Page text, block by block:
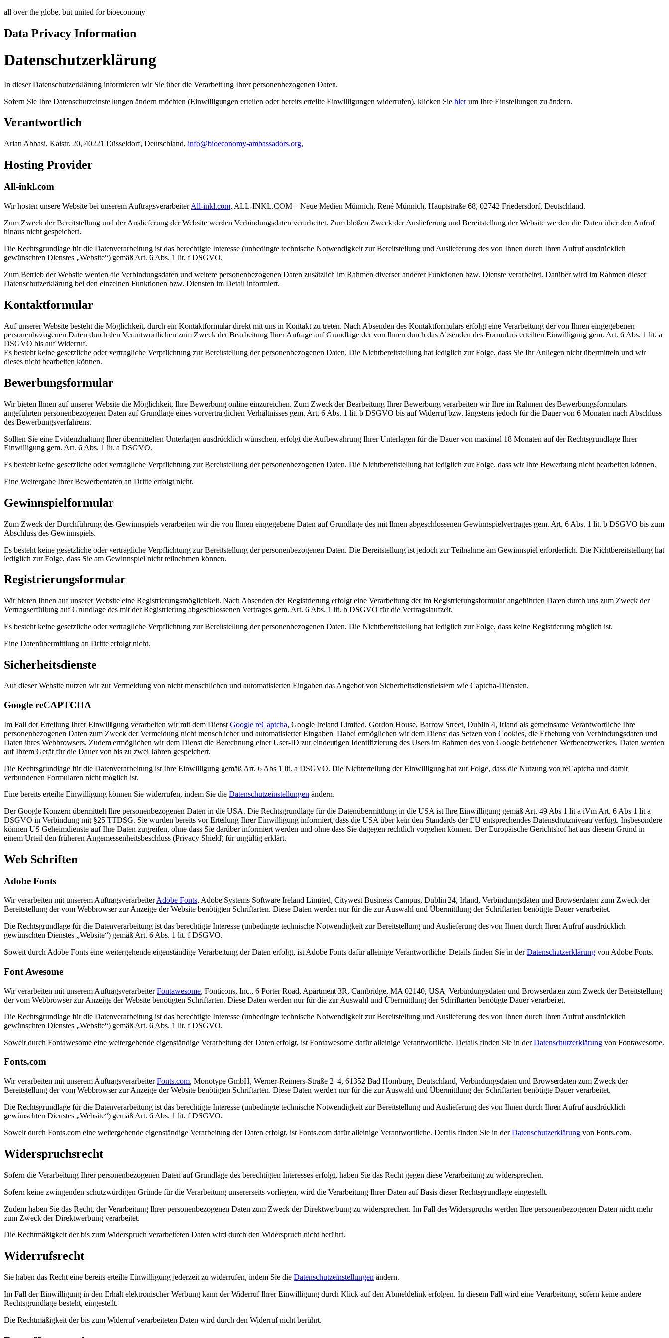
all over the globe, but united for bioeconomy
Data Privacy Information
Datenschutzerklärung
In dieser Datenschutzerklärung informieren wir Sie über die Verarbeitung Ihrer personenbezogenen Daten.
Sofern Sie Ihre Datenschutzeinstellungen ändern möchten (Einwilligungen erteilen oder bereits erteilte Einwilligungen widerrufen), klicken Sie hierum Ihre Einstellungen zu ändern.
Verantwortlich
Arian Abbasi, Kaistr. 20, 40221 Düsseldorf, Deutschland, info@bioeconomy-ambassadors.org,
Hosting Provider
All-inkl.com
Wir hosten unsere Website bei unserem AuftragsverarbeiterAll-inkl.com, ALL-INKL.COM – Neue Medien Münnich, René Münnich, Hauptstraße 68, 02742 Friedersdorf, Deutschland.
Zum Zweck der Bereitstellung und der Auslieferung der Website werden Verbindungsdaten verarbeitet. Zum bloßen Zweck der Auslieferung und Bereitstellung der Website werden die Daten über den Aufruf
hinaus nicht gespeichert.
Die Rechtsgrundlage für die Datenverarbeitung ist das berechtigte Interesse (unbedingte technische Notwendigkeit zur Bereitstellung und Auslieferung des von Ihnen durch Ihren Aufruf ausdrücklich
gewünschten Dienstes „Website“) gemäß Art. 6 Abs. 1 lit. f DSGVO.
Zum Betrieb der Website werden die Verbindungsdaten und weitere personenbezogenen Daten zusätzlich im Rahmen diverser anderer Funktionen bzw. Dienste verarbeitet. Darüber wird im Rahmen dieser
Datenschutzerklärung bei den einzelnen Funktionen bzw. Diensten im Detail informiert.
Kontaktformular
Auf unserer Website besteht die Möglichkeit, durch ein Kontaktformular direkt mit uns in Kontakt zu treten. Nach Absenden des Kontaktformulars erfolgt eine Verarbeitung der von Ihnen eingegebenen
personenbezogenen Daten durch den Verantwortlichen zum Zweck der Bearbeitung Ihrer Anfrage auf Grundlage der von Ihnen durch das Absenden des Formulars erteilten Einwilligung gem. Art. 6 Abs. 1 lit. a
DSGVO bis auf Widerruf.
Es besteht keine gesetzliche oder vertragliche Verpflichtung zur Bereitstellung der personenbezogenen Daten. Die Nichtbereitstellung hat lediglich zur Folge, dass Sie Ihr Anliegen nicht übermitteln und wir
dieses nicht bearbeiten können.
Bewerbungsformular
Wir bieten Ihnen auf unserer Website die Möglichkeit, Ihre Bewerbung online einzureichen. Zum Zweck der Bearbeitung Ihrer Bewerbung verarbeiten wir Ihre im Rahmen des Bewerbungsformulars
angeführten personenbezogenen Daten auf Grundlage eines vorvertraglichen Verhältnisses gem. Art. 6 Abs. 1 lit. b DSGVO bis auf Widerruf bzw. längstens jedoch für die Dauer von 6 Monaten nach Abschluss
des Bewerbungsverfahrens.
Sollten Sie eine Evidenzhaltung Ihrer übermittelten Unterlagen ausdrücklich wünschen, erfolgt die Aufbewahrung Ihrer Unterlagen für die Dauer von maximal 18 Monaten auf der Rechtsgrundlage Ihrer
Einwilligung gem. Art. 6 Abs. 1 lit. a DSGVO.
Es besteht keine gesetzliche oder vertragliche Verpflichtung zur Bereitstellung der personenbezogenen Daten. Die Nichtbereitstellung hat lediglich zur Folge, dass wir Ihre Bewerbung nicht bearbeiten können.
Eine Weitergabe Ihrer Bewerberdaten an Dritte erfolgt nicht.
Gewinnspielformular
Zum Zweck der Durchführung des Gewinnspiels verarbeiten wir die von Ihnen eingegebene Daten auf Grundlage des mit Ihnen abgeschlossenen Gewinnspielvertrages gem. Art. 6 Abs. 1 lit. b DSGVO bis zum
Abschluss des Gewinnspiels.
Es besteht keine gesetzliche oder vertragliche Verpflichtung zur Bereitstellung der personenbezogenen Daten. Die Bereitstellung ist jedoch zur Teilnahme am Gewinnspiel erforderlich. Die Nichtbereitstellung hat
lediglich zur Folge, dass Sie am Gewinnspiel nicht teilnehmen können.
Registrierungsformular
Wir bieten Ihnen auf unserer Website eine Registrierungsmöglichkeit. Nach Absenden der Registrierung erfolgt eine Verarbeitung der im Registrierungsformular angeführten Daten durch uns zum Zweck der
Vertragserfüllung auf Grundlage des mit der Registrierung abgeschlossenen Vertrages gem. Art. 6 Abs. 1 lit. b DSGVO für die Vertragslaufzeit.
Es besteht keine gesetzliche oder vertragliche Verpflichtung zur Bereitstellung der personenbezogenen Daten. Die Nichtbereitstellung hat lediglich zur Folge, dass keine Registrierung möglich ist.
Eine Datenübermittlung an Dritte erfolgt nicht.
Sicherheitsdienste
Auf dieser Website nutzen wir zur Vermeidung von nicht menschlichen und automatisierten Eingaben das Angebot von Sicherheitsdienstleistern wie Captcha-Diensten.
Google reCAPTCHA
Im Fall der Erteilung Ihrer Einwilligung verarbeiten wir mit dem Dienst Google reCaptcha, Google Ireland Limited, Gordon House, Barrow Street, Dublin 4, Irland als gemeinsame Verantwortliche Ihre
personenbezogenen Daten zum Zweck der Vermeidung nicht menschlicher und automatisierter Eingaben. Dabei ermöglichen wir dem Dienst das Setzen von Cookies, die Erhebung von Verbindungsdaten und
Daten ihres Webbrowsers. Zudem ermöglichen wir dem Dienst die Berechnung einer User-ID zur eindeutigen Identifizierung des Users im Rahmen des von Google betriebenen Werbenetzwerkes. Daten werden
auf Ihrem Gerät für die Dauer von bis zu zwei Jahren gespeichert.
Die Rechtsgrundlage für die Datenverarbeitung ist Ihre Einwilligung gemäß Art. 6 Abs 1 lit. a DSGVO. Die Nichterteilung der Einwilligung hat zur Folge, dass die Nutzung von reCaptcha und damit
verbundenen Formularen nicht möglich ist.
Eine bereits erteilte Einwilligung können Sie widerrufen, indem Sie die Datenschutzeinstellungen ändern.
Der Google Konzern übermittelt Ihre personenbezogenen Daten in die USA. Die Rechtsgrundlage für die Datenübermittlung in die USA ist Ihre Einwilligung gemäß Art. 49 Abs 1 lit a iVm Art. 6 Abs 1 lit a
DSGVO in Verbindung mit §25 TTDSG. Sie wurden bereits vor Erteilung Ihrer Einwilligung informiert, dass die USA über kein den Standards der EU entsprechendes Datenschutzniveau verfügt. Insbesondere
können US Geheimdienste auf Ihre Daten zugreifen, ohne dass Sie darüber informiert werden und ohne dass Sie dagegen rechtlich vorgehen können. Der Europäische Gerichtshof hat aus diesem Grund in
einem Urteil den früheren Angemessenheitsbeschluss (Privacy Shield) für ungültig erklärt.
Web Schriften
Adobe Fonts
Wir verarbeiten mit unserem AuftragsverarbeiterAdobe Fonts, Adobe Systems Software Ireland Limited, Citywest Business Campus, Dublin 24, Irland, Verbindungsdaten und Browserdaten zum Zweck der
Bereitstellung der vom Webbrowser zur Anzeige der Website benötigten Schriftarten. Diese Daten werden nur für die zur Auswahl und Übermittlung der Schriftarten benötigte Dauer verarbeitet.
Die Rechtsgrundlage für die Datenverarbeitung ist das berechtigte Interesse (unbedingte technische Notwendigkeit zur Bereitstellung und Auslieferung des von Ihnen durch Ihren Aufruf ausdrücklich
gewünschten Dienstes „Website“) gemäß Art. 6 Abs. 1 lit. f DSGVO.
Soweit durch Adobe Fonts eine weitergehende eigenständige Verarbeitung der Daten erfolgt, ist Adobe Fonts dafür alleinige Verantwortliche. Details finden Sie in derDatenschutzerklärung von Adobe Fonts.
Font Awesome
Wir verarbeiten mit unserem AuftragsverarbeiterFontawesome, Fonticons, Inc., 6 Porter Road, Apartment 3R, Cambridge, MA 02140, USA, Verbindungsdaten und Browserdaten zum Zweck der Bereitstellung
der vom Webbrowser zur Anzeige der Website benötigten Schriftarten. Diese Daten werden nur für die zur Auswahl und Übermittlung der Schriftarten benötigte Dauer verarbeitet.
Die Rechtsgrundlage für die Datenverarbeitung ist das berechtigte Interesse (unbedingte technische Notwendigkeit zur Bereitstellung und Auslieferung des von Ihnen durch Ihren Aufruf ausdrücklich
gewünschten Dienstes „Website“) gemäß Art. 6 Abs. 1 lit. f DSGVO.
Soweit durch Fontawesome eine weitergehende eigenständige Verarbeitung der Daten erfolgt, ist Fontawesome dafür alleinige Verantwortliche. Details finden Sie in derDatenschutzerklärung von Fontawesome.
Fonts.com
Wir verarbeiten mit unserem AuftragsverarbeiterFonts.com, Monotype GmbH, Werner-Reimers-Straße 2–4, 61352 Bad Homburg, Deutschland, Verbindungsdaten und Browserdaten zum Zweck der
Bereitstellung der vom Webbrowser zur Anzeige der Website benötigten Schriftarten. Diese Daten werden nur für die zur Auswahl und Übermittlung der Schriftarten benötigte Dauer verarbeitet.
Die Rechtsgrundlage für die Datenverarbeitung ist das berechtigte Interesse (unbedingte technische Notwendigkeit zur Bereitstellung und Auslieferung des von Ihnen durch Ihren Aufruf ausdrücklich
gewünschten Dienstes „Website“) gemäß Art. 6 Abs. 1 lit. f DSGVO.
Soweit durch Fonts.com eine weitergehende eigenständige Verarbeitung der Daten erfolgt, ist Fonts.com dafür alleinige Verantwortliche. Details finden Sie in derDatenschutzerklärung von Fonts.com.
Widerspruchsrecht
Sofern die Verarbeitung Ihrer personenbezogenen Daten auf Grundlage des berechtigten Interesses erfolgt, haben Sie das Recht gegen diese Verarbeitung zu widersprechen.
Sofern keine zwingenden schutzwürdigen Gründe für die Verarbeitung unsererseits vorliegen, wird die Verarbeitung Ihrer Daten auf Basis dieser Rechtsgrundlage eingestellt.
Zudem haben Sie das Recht, der Verarbeitung Ihrer personenbezogenen Daten zum Zweck der Direktwerbung zu widersprechen. Im Fall des Widerspruchs werden Ihre personenbezogenen Daten nicht mehr
zum Zweck der Direktwerbung verarbeitet.
Die Rechtmäßigkeit der bis zum Widerspruch verarbeiteten Daten wird durch den Widerspruch nicht berührt.
Widerrufsrecht
Sie haben das Recht eine bereits erteilte Einwilligung jederzeit zu widerrufen, indem Sie die Datenschutzeinstellungen ändern.
Im Fall der Einwilligung in den Erhalt elektronischer Werbung kann der Widerruf Ihrer Einwilligung durch Klick auf den Abmeldelink erfolgen. In diesem Fall wird eine Verarbeitung, sofern keine andere
Rechtsgrundlage besteht, eingestellt.
Die Rechtmäßigkeit der bis zum Widerruf verarbeiteten Daten wird durch den Widerruf nicht berührt.